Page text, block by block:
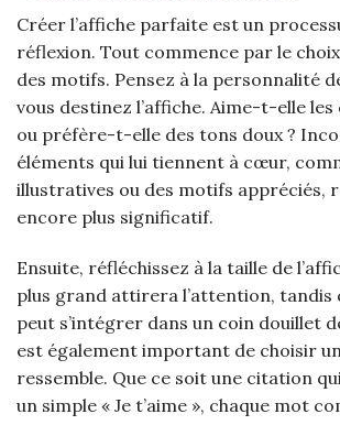
Créer l’affiche parfaite est un
réflexion. Tout commence par le
des motifs. Pensez à la personnalité
vous destinez l’affiche. Aime-t-elle les
ou préfère-t-elle des tons doux ?
éléments qui lui tiennent à cœur,
illustratives ou des motifs appréciés,
encore plus significatif.
Ensuite, réfléchissez à la taille de
plus grand attirera l’attention, tandis
peut s’intégrer dans un coin douillet
est également important de choisir
ressemble. Que ce soit une citation
un simple « Je t’aime », chaque mot